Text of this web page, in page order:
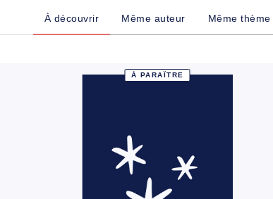
À découvrir Même auteur Même thème
À PARAÎTRE